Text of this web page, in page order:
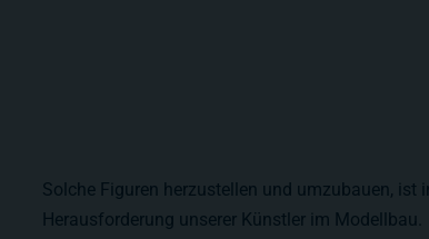
Solche Figuren herzustellen und umzubauen, ist
Herausforderung unserer Künstler im Modellbau.